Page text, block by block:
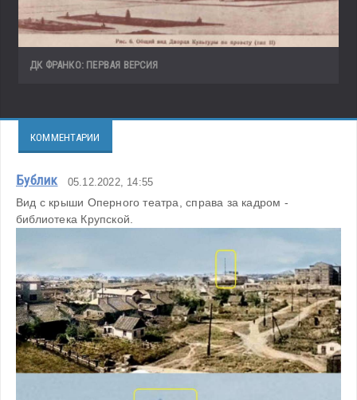
ДК ФРАНКО: ПЕРВАЯ ВЕРСИЯ
КОММЕНТАРИИ
Бублик 05.12.2022, 14:55
Вид с крыши Оперного театра, справа за кадром -
библиотека Крупской.